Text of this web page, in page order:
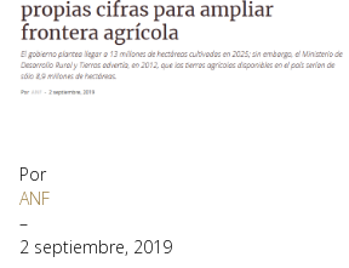
Por
ANF
–
2 septiembre, 2019